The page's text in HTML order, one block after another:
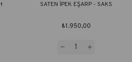
SATEN İPEK EŞARP - SAKS
₺1.950,00